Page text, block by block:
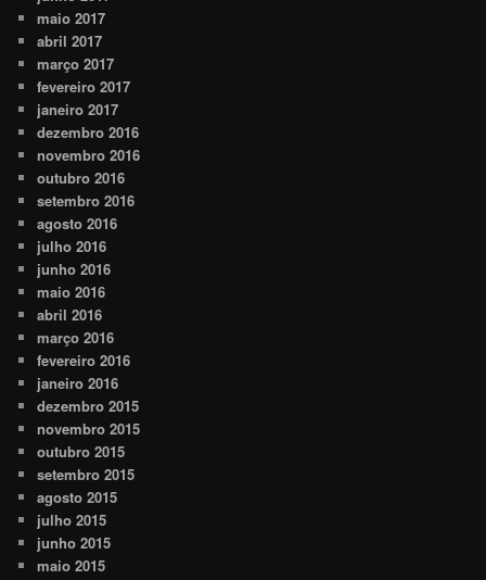
maio 2017
abril 2017
março 2017
fevereiro 2017
janeiro 2017
dezembro 2016
novembro 2016
outubro 2016
setembro 2016
agosto 2016
julho 2016
junho 2016
maio 2016
abril 2016
março 2016
fevereiro 2016
janeiro 2016
dezembro 2015
novembro 2015
outubro 2015
setembro 2015
agosto 2015
julho 2015
junho 2015
maio 2015